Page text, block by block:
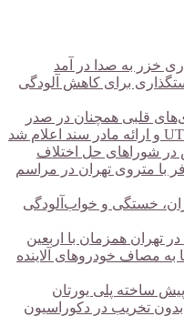
خزر به صدا در آمد
برای کاهش آلودگی
قلبی همچنان در صدر
شوراهای حل اختلاف
۷۱۶ هزار مسافر با متروی تهران در مراسم
خستگی و خواب‌آلودگی
به مصاف خودروهای آلاینده
پیش ساخته پلی یورتان
تخریب در دکوراسیون